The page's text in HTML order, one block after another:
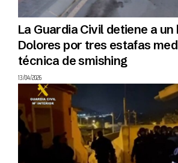
La Guardia Civil detiene a un
Dolores por tres estafas
técnica de smishing
13/04/2026